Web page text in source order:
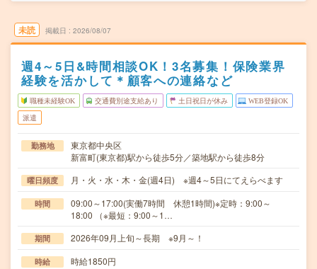
未読 掲載日 2026/08/07
週4～5日&時間相談OK！3名募集！保険業界
経験を活かして＊顧客への連絡など
職種未経験OK 交通費別途支給あり 土日祝日が休み WEB登録OK
派遣
勤務地
東京都中央区
新富町(東京都)駅から徒歩5分／築地駅から徒歩8分
曜日頻度 月・火・水・木・金(週4日) ※週4～5日にてえらべます
時間
09:00～17:00(実働7時間 休憩1時間)※定時：9:00～
18:00 （※最短：9:00～1…
期間 2026年09月上旬～長期 ※9月～！
時給 時給1850円